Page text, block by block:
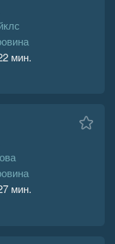
мин.
мин.